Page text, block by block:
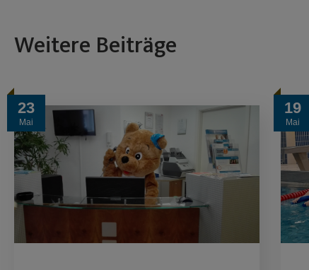
Weitere Beiträge
23
Mai
19
Mai